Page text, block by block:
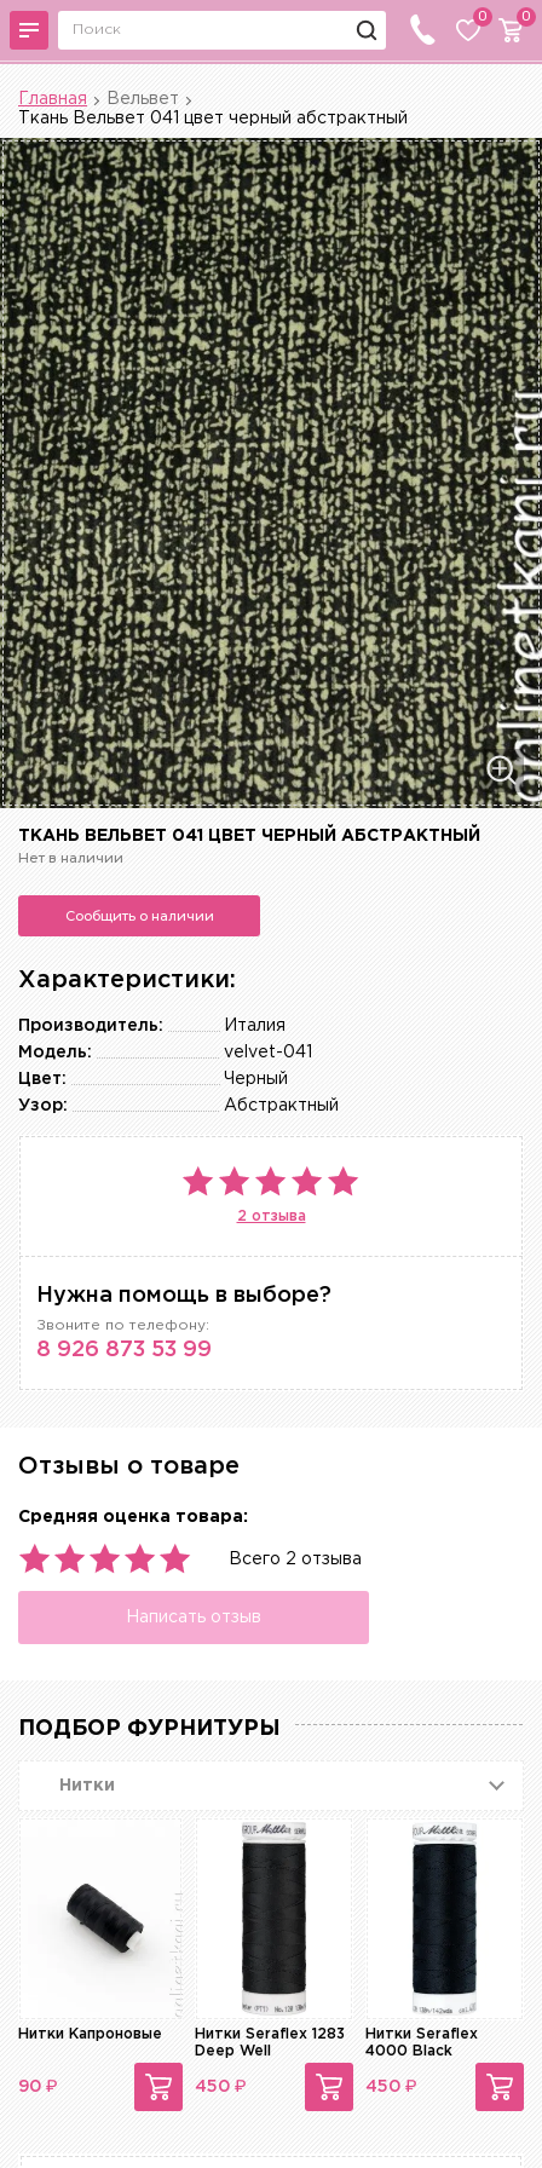
0 0
Главная
Вельвет
Ткань Вельвет 041 цвет черный абстрактный
ТКАНЬ ВЕЛЬВЕТ 041 ЦВЕТ ЧЕРНЫЙ АБСТРАКТНЫЙ
Нет в наличии
Сообщить о наличии
Характеристики:
Италия
Производитель:
velvet-041
Модель:
Черный
Цвет:
Абстрактный
Узор:
2 отзыва
Нужна помощь в выборе?
Звоните по телефону:
8 926 873 53 99
Отзывы о товаре
Средняя оценка товара:
Всего 2 отзыва
Написать отзыв
ПОДБОР ФУРНИТУРЫ
Нитки
Нитки Капроновые
90 ₽
Нитки Seraflex 1283
Deep Well
450 ₽
Нитки Seraflex
4000 Black
450 ₽